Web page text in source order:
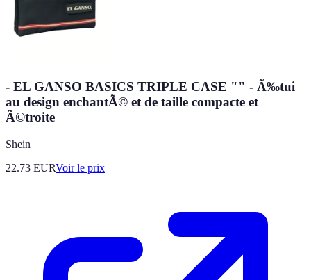
- EL GANSO BASICS TRIPLE CASE "" - Ã‰tui
au design enchantÃ© et de taille compacte et
Ã©troite
Shein
22.73 EURVoir le prix